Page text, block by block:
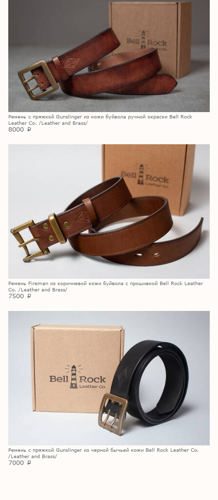
Ремень с пряжкой Gunslinger из кожи буйвола ручной окраски Bell Rock
Leather Co. /Leather and Brass/
8000 p
Ремень Fireman из коричневой кожи буйвола с прошивкой Bell Rock Leather
Co. /Leather and Brass/
7500 p
Ремень с пряжкой Gunslinger из черной бычьей кожи Bell Rock Leather Co.
/Leather and Brass/
7000 p